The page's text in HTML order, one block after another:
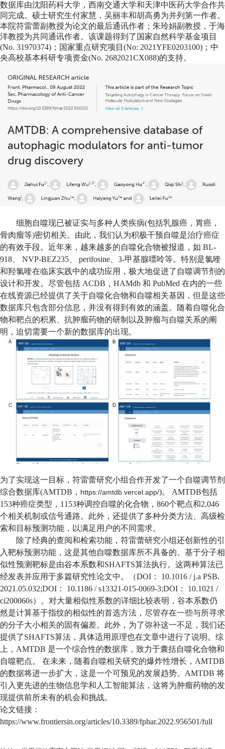
数据库由沈阳药科大学，西南交通大学和天津中医药大学合作共
同完成。硕士研究生付家慧，吴丽丰和胡高勇为并列第一作者。
本院符雷蕾副教授为论文的最后通讯作者；朱玲娟副教授，于海
洋教授为共同通讯作者。该课题得到了国家自然科学基金项目
(No. 31970374) ；国家重点研究项目 (No: 2021YFE0203100) ；中
央高校基本科研专项资金(No. 2682021CX088)的支持。
细胞自噬现已被证实与多种人类疾病(包括乳腺癌，胃癌，
骨肉瘤等)密切相关。由此，我们认为积极干预自噬是治疗癌症
的有效手段。近年来，越来越多的自噬化合物被报道，如 BL-
918
NVP-BEZ235 perifosine 3-甲基腺嘌呤等。特别是氯喹
和羟氯喹在临床实践中的成功应用，极大地促进了自噬调节剂的
设计和开发。尽管包括 ACDB ， HAMdb 和 PubMed 在内的一些
在线资源已经提供了关于自噬化合物和自噬相关基因，但是这些
数据库只包含部分信息，并没有得到有效的涵盖。随着自噬化合
物和靶点的积累、抗肿瘤药物的研制以及肿瘤与自噬关系的阐
明，迫切需要一个新的数据库的出现。
为了实现这一目标，符雷蕾研究小组合作开发了一个自噬调节剂
综合数据库(AMTDB ， https://amtdb.vercel.app/)。 AMTDB包括
153种癌症类型， 1153种调控自噬的化合物， 860个靶点和2,046
个相关机制或信号通路。此外，还提供了多种分类方法、高级检
索和目标预测功能，以满足用户的不同需求。
除了经典的查阅和检索功能，符雷蕾研究小组还创新性的引
入靶标预测功能，这是其他自噬数据库所不具备的。基于分子相
似性预测靶标是由谷本系数和SHAFTS算法执行。这两种算法已
经发表并应用于多篇研究性论文中。（DOI ：
10.1016 / j.a PSB.
2021.05.032;DOI ： 10.1186 / s13321-015-0069-3;DOI ：
10.1021 /
ci200060s）。对大量相似性系数的详细比较表明，谷本系数仍
然是计算基于指纹的相似性的首选方法，尽管存在一些与所寻求
的分子大小相关的固有偏差。此外，为了弥补这一不足，我们还
提供了SHAFTS算法，具体适用原理也在文章中进行了说明。综
上， AMTDB 是一个综合性的数据库，致力于囊括自噬化合物和
自噬靶点。 在未来，随着自噬相关研究的爆炸性增长， AMTDB
的数据将进一步扩大，这是一个可预见的发展趋势。 AMTDB 将
引入更先进的生物信息学和人工智能算法，这将为肿瘤药物的发
现提供前所未有的机会和挑战。
论文链接：
https://www.frontiersin.org/articles/10.3389/fphar.2022.956501/full